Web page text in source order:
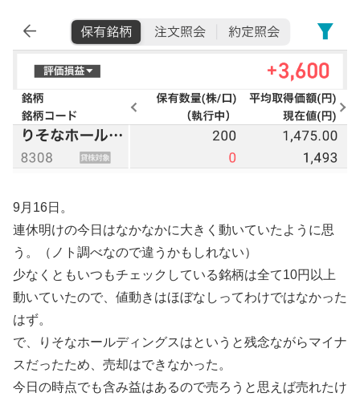
9月16日。
連休明けの今日はなかなかに大きく動いていたように思
う。（ノト調べなので違うかもしれない）
少なくともいつもチェックしている銘柄は全て10円以上
動いていたので、値動きはほぼなしってわけではなかった
はず。
で、りそなホールディングスはというと残念ながらマイナ
スだったため、売却はできなかった。
今日の時点でも含み益はあるので売ろうと思えば売れたけ